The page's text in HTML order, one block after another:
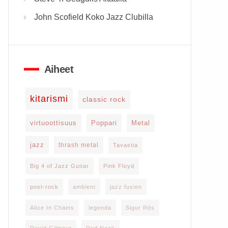
John Scofield Koko Jazz Clubilla
Aiheet
kitarismi classic rock
virtuoottisuus Poppari Metal
jazz thrash metal Tavastia
Big 4 of Jazz Guitar Pink Floyd
post-rock ambient jazz fusion
Alice In Chains legenda Sigur Rós